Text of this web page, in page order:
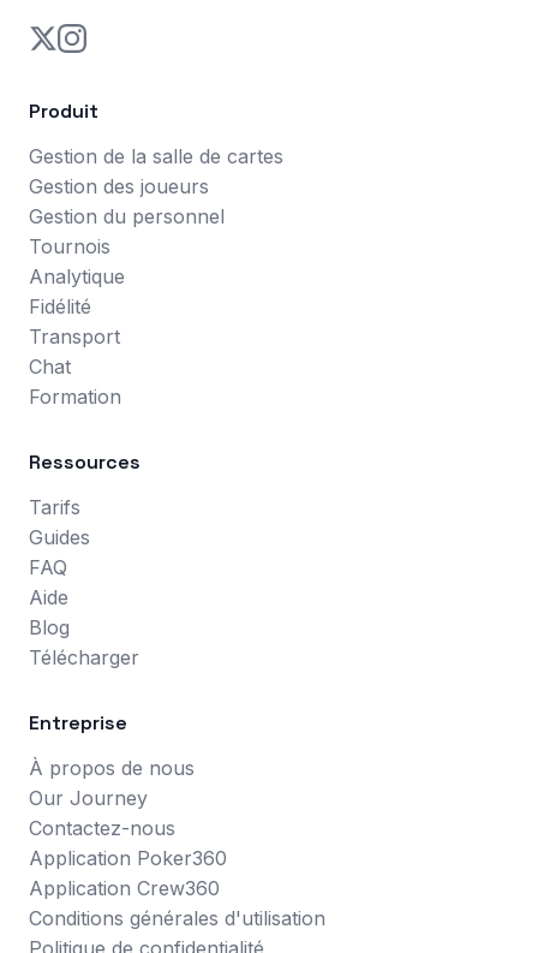
Produit
Gestion de la salle de cartes
Gestion des joueurs
Gestion du personnel
Tournois
Analytique
Fidélité
Transport
Chat
Formation
Ressources
Tarifs
Guides
FAQ
Aide
Blog
Télécharger
Entreprise
À propos de nous
Our Journey
Contactez-nous
Application Poker360
Application Crew360
Conditions générales d'utilisation
Politique de confidentialité